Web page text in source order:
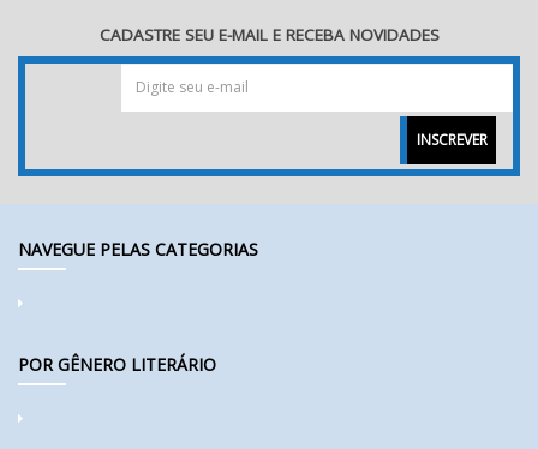
CADASTRE SEU E-MAIL E RECEBA NOVIDADES
INSCREVER
NAVEGUE PELAS CATEGORIAS
POR GÊNERO LITERÁRIO